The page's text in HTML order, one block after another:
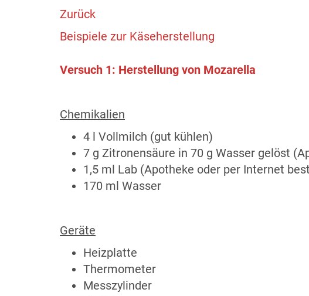
Zurück
Beispiele zur Käseherstellung
Versuch 1: Herstellung von Mozarella
Chemikalien
4 l Vollmilch (gut kühlen)
7 g Zitronensäure in 70 g Wasser gelöst
1,5 ml Lab (Apotheke oder per Internet
170 ml Wasser
Geräte
Heizplatte
Thermometer
Messzylinder